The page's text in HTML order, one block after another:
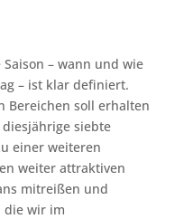
– wann und wie
– ist klar definiert.
Bereichen soll erhalten
siebte
einer weiteren
weiter attraktiven
mitreißen und
die wir im